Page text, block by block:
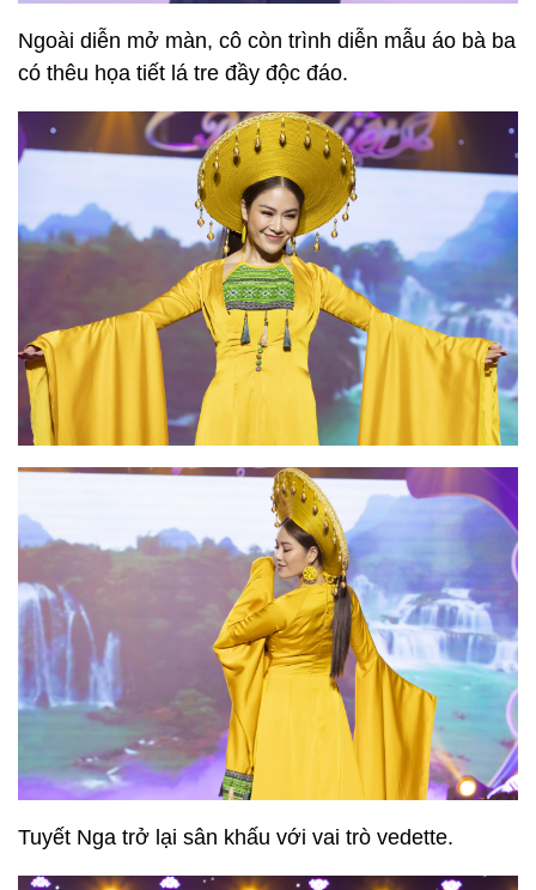
Ngoài diễn mở màn, cô còn trình diễn mẫu áo bà ba
có thêu họa tiết lá tre đầy độc đáo.
Tuyết Nga trở lại sân khấu với vai trò vedette.